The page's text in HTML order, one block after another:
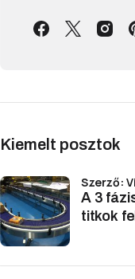
Kiemelt posztok
A 3
titkok
Szerző: